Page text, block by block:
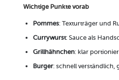
Wichtige Punkte vorab
Pommes: Texturträger und
Currywurst: Sauce als
Grillhähnchen: klar
Burger: schnell verständlich,